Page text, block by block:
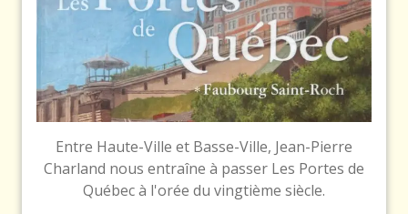
Entre Haute-Ville et Basse-Ville, Jean-Pierre
Charland nous entraîne à passer Les Portes de
Québec à l'orée du vingtième siècle.